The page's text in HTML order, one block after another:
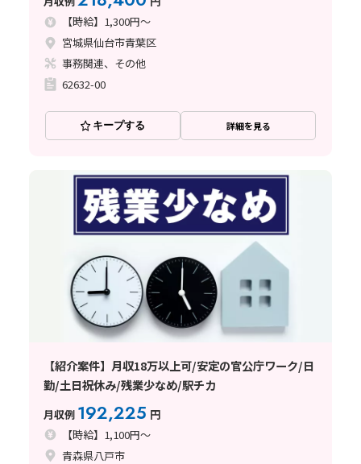
【時給】1,300円～
宮城県仙台市青葉区
事務関連、その他
62632-00
キープする 詳細を見る
【紹介案件】月収18万以上可/安定の官公庁ワーク/日
勤/土日祝休み/残業少なめ/駅チカ
月収例 192,225 円
【時給】1,100円～
青森県八戸市